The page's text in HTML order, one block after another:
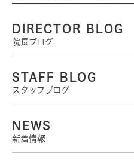
DIRECTOR BLOG
院長ブログ
STAFF BLOG
スタッフブログ
NEWS
新着情報